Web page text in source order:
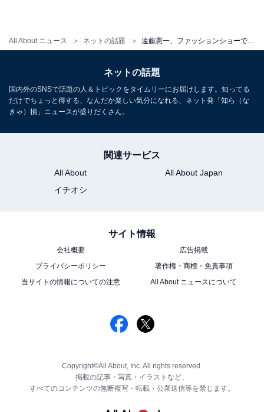
All About ニュース ネットの話題
ネットの話題
国内外のSNSで話題の人＆トピックをタイムリーにお届けします。知ってる
だけでちょっと得する、なんだか楽しい気分になれる、ネット発「知ら（な
きゃ）損」ニュースが盛りだくさん。
関連サービス
All About
All About Japan
イチオシ
サイト情報
会社概要
広告掲載
プライバシーポリシー
著作権・商標・免責事項
当サイトの情報についての注意
All About ニュースについて
Copyright©All About, Inc. All rights reserved.
掲載の記事・写真・イラストなど、
すべてのコンテンツの無断複写・転載・公衆送信等を禁じます。